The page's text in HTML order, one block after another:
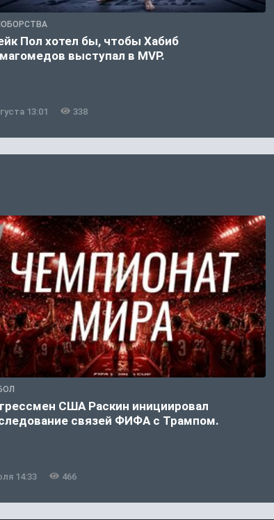
Пол хотел бы, чтобы Хабиб
выступал в MVP.
13:01 338
США Раскин инициировал
связей ФИФА с Трампом.
14:33 466